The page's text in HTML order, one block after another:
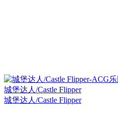
城堡达人/Castle Flipper
城堡达人/Castle Flipper